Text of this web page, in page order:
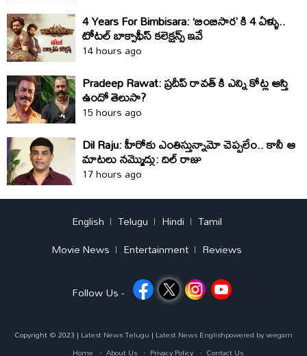
4 Years For Bimbisara: ‘బింబిసార’ కి 4 ఏళ్ళు..
టోటల్ బాక్సాఫీస్ కలెక్షన్స్ ఇవే
14 hours ago
Pradeep Rawat: ప్రదీప్ రావత్ కి ఎన్ని కోట్ల ఆస్తి
ఉందో తెలుసా?
15 hours ago
Dil Raju: హీరోకు ఎంతిస్తున్నామో చెప్పలేం.. కానీ ఆ
మాటలు నమ్మొద్దు: దిల్‌ రాజు
17 hours ago
English Telugu Hindi
Tamil
Movie News
Entertainment Reviews
Follow Us -
Copyright © 2023 | Latest News Telugu | Latest News Englishpowered byveegam
Home
About Us Privacy Policy Contact Us